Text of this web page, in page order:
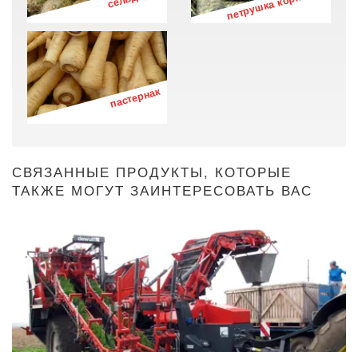
пастернак
СВЯЗАННЫЕ ПРОДУКТЫ, КОТОРЫЕ
ТАКЖЕ МОГУТ ЗАИНТЕРЕСОВАТЬ ВАС